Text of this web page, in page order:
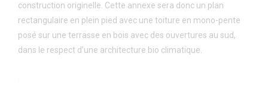
construction originelle. Cette annexe sera donc un plan
rectangulaire en plein pied avec une toiture en mono-pente
posé sur une terrasse en bois avec des ouvertures au sud,
dans le respect d’une architecture bio climatique.